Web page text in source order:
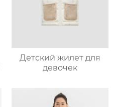
Детский жилет для
девочек